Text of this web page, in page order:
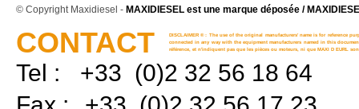
© Copyright Maxidiesel - MAXIDIESEL est une marque déposée /
CONTACT
Tel :
+33 (0)2 32 56 18 64
DISCLAIMER ® : The use of the original manufacturers' name is for reference
connected in any way with the equipment manufacturers named in this
référence, et n'indiquent pas que les pièces ou moteurs, ni que MAXI D EURL